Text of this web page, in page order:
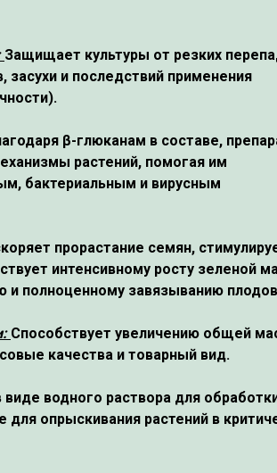
Защищает культуры от резких
засухи и последствий применения
β-глюканам в составе,
растений, помогая им
бактериальным и вирусным
прорастание семян,
интенсивному росту зеленой
и полноценному завязыванию
Способствует увеличению общей
качества и товарный вид.
виде водного раствора для
опрыскивания растений в